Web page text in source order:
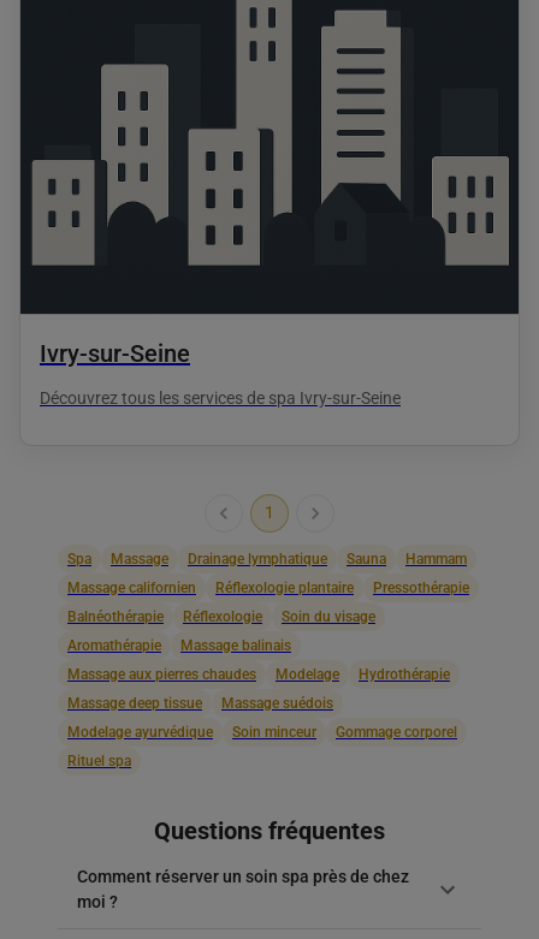
Ivry-sur-Seine
Découvrez tous les services de spa Ivry-sur-Seine
1
Spa Massage Drainage lymphatique Sauna
Hammam
Massage californien
Réflexologie plantaire
Pressothérapie
Balnéothérapie
Réflexologie
Soin du visage
Aromathérapie
Massage balinais
Massage aux pierres chaudes
Modelage
Hydrothérapie
Massage deep tissue
Massage suédois
Modelage ayurvédique
Soin minceur
Gommage corporel
Rituel spa
Questions fréquentes
Comment réserver un soin spa près de chez
moi ?